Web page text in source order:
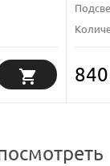
840